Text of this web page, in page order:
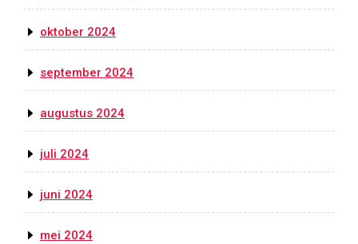
oktober 2024
september 2024
augustus 2024
juli 2024
juni 2024
mei 2024